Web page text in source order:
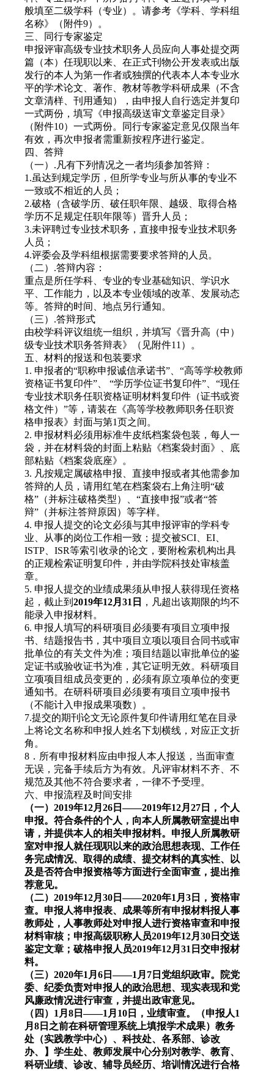
般填至二级学科（专业）。请参考《学科、学科组
名称》（附件9）。
三、同行专家鉴定
申报评审高级专业技术职务人员应向人事处提交两
篇（本）任现职以来、在正式刊物公开发表或出版
发行的本人为第一作者或独撰的代表本人本专业水
平的学术论文、著作、教材等教学科研成果（不含
文章清样、刊用通知），由申报人自行选定并复印
一式两份，填写《申报高级送审文章鉴定目录》
（附件10）一式两份。同行专家鉴定意见仅限当年
有效，再次申报者需重新按程序进行鉴定。
四、答辩
（一）.凡有下列情况之一者均须参加答辩：
1.虽达到规定学历，但所学专业与所从事的专业不
一致或不相近的人员；
2.破格（含破学历、破任职年限、越级、取得合格
学历不足规定任职年限等）晋升人员；
3.未评聘过专业技术职务，直接申报专业技术职务
人员；
4.评委会及学科组根据需要要求答辩的人员。
（二）.答辩内容：
重点是所任学科、专业的专业基础知识、学识水
平、工作能力，以及本专业领域的改革、发展动态
等。答辩的时间、地点另行通知。
（三）.答辩形式
由校学科评议组统一组织，并填写《晋升高（中）
级专业技术职务答辩表》（见附件11）。
五、材料的报送和包装要求
1. 申报者的“职称申报诚信承诺书”、“高等学校教师
资格证书复印件”、 “学历学位证书复印件”、“现任
专业技术职务任职资格证明材料复印件（证书或资
格文件）”等，请装在《高等学校教师职务任职资
格申报表》封面与第1页之间。
2. 申报材料必须用标准牛皮纸档案袋包装，每人一
袋，并在材料袋的封面上粘贴《档案袋封面》、底
部粘贴《档案袋底座》。
3. 凡按规定属破格申报、直接申报或者其他需参加
答辩的人员，请用红笔在档案袋右上角注明“破
格”（并标注破格类型）、“直接申报”或者“答
辩”（并标注答辩原因）等字样。
4. 申报人提交的论文必须与其申报评审的学科专
业、从事的岗位工作相一致；提交被SCI、EI、
ISTP、ISR等索引收录的论文，要附检索机构出具
的正规检索证明复印件，并由学院科技处审核盖
章。
5. 申报人提交的业绩成果须从申报人获得现任资格
起，截止到 2019年12月31日
，凡超出该期限的均不
能录入申报材料。
6. 申报人填写的科研项目必须要有项目立项申报
书、结题报告书，其中项目立项以项目合同书或审
批单位的有关文件为准；项目结题以审批单位的鉴
定证书或验收证书为准，其它证明无效。科研项目
立项项目组成员变更的，必须有原立项单位的变更
通知书。在研科研项目必须要有项目立项申报书
（不能计入申报成果项数）。
7.提交的期刊论文无论原件复印件请用红笔在目录
上将论文名称和申报人姓名下划横线，对应正文折
角。
8．所有申报材料应由申报人本人报送，当面审查
无误，完备手续后方为有效。凡评审材料不齐、不
规范及其他不符合要求者，一律不予受理。
六、申报流程及时间安排
（一）2019年12月26日——2019年12月27日，个人
申报。符合条件的个人，向本人所属教研室提出申
请，并提供本人的相关申报材料。申报人所属教研
室对申报人就任现职以来的政治思想表现、工作任
务完成情况、取得的成绩、提交材料的真实性、以
及是否符合申报资格等方面进行全面审查，提出推
荐意见。
（二）2019年12月30日——2020年1月3日，资格审
查。申报人将申报表、成果等所有申报材料报人事
教师处，人事教师处对申报人进行资格审查和申报
材料审核；申报高级职称人员2019年12月30日交送
鉴定文章；破格申报人员2019年12月31日交申报材
料。
（三）2020年1月6日——1月7日党组织政审。院党
委、纪委负责对申报人的政治思想、现实表现和党
风廉政情况进行审查，并提出政审意见。
（四）1月8日——1月10日，业绩审查。（申报人1
月8日之前在科研管理系统上填报学术成果）教务
处（实践教学中心）、科技处、各系部、诊改
办、】学生处、教师发展中心分别对教学、教育、
科研业绩、诊改、辅导员经历、培训情况进行合格